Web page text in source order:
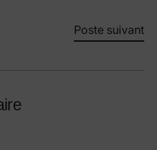
Poste suivant